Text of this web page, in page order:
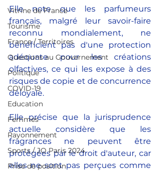
Vitrine de France
Tourisme
France / Territoires
Questions au Gouvernement
Politique
COVID-19
Education
Femmes
Rayonnement
Sports / JO Paris 2024
Prise de position
Elle note que les parfumeurs
français, malgré leur savoir-faire
reconnu mondialement, ne
bénéficient pas d'une protection
adéquate pour les créations
olfactives, ce qui les expose à des
risques de copie et de concurrence
déloyale.
Elle précise que la jurisprudence
actuelle considère que les
fragrances ne peuvent être
protégées par le droit d'auteur, car
elles ne sont pas perçues comme